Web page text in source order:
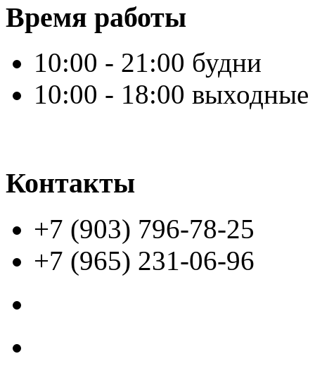
Время работы
10:00 - 21:00 будни
10:00 - 18:00 выходные
Контакты
+7 (903) 796-78-25
+7 (965) 231-06-96